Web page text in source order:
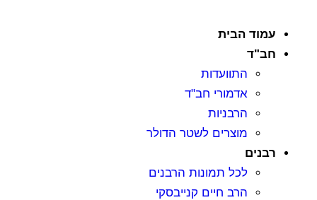
הבית
התוועדות
אדמורי חב"ד
הרבניות
מוצרים לשטר הדולר
לכל תמונות הרבנים
הרב חיים קנייבסקי